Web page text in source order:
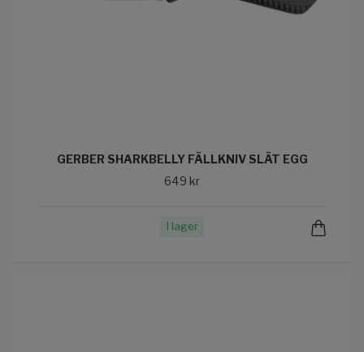
GERBER SHARKBELLY FÄLLKNIV SLÄT EGG
649 kr
I lager